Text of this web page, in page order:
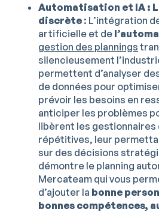
Automatisation et IA :
discrète : L’intégration
artificielle et de
gestion des plannings
silencieusement
permettent d’analyser
de données pour
prévoir les besoins en
anticiper les problèmes
libèrent les gestionnaires
répétitives, leur
sur des décisions
démontre le planning
Mercateam qui vous
d’ajouter la bonne
bonnes compétences,